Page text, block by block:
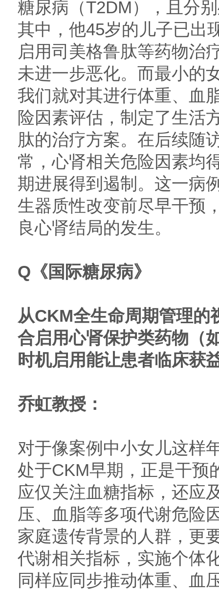
糖尿病（T2DM），且分
其中，他45岁的儿子已出
启用司美格鲁肽等药物治
未进一步恶化。而最小的
我们就对其进行体重、血
险因素评估，制定了生活
肽的治疗方案。在后续随
常，心肾相关危险因素均
期进展得到遏制。这一病
生器质性改变前尽早干预
良心肾结局的发生。
Q 《国际糖尿病》
从CKM全生命周期管理的
合启用心肾保护类药物（
时机启用能让患者临床获
乔虹教授：
对于像案例中小女儿这样
处于CKM早期，正是干预
应仅关注血糖指标，还应
压、血脂等多项代谢危险
家庭遗传背景的人群，更
代谢相关指标，实施个体
同样应同步推动体重、血